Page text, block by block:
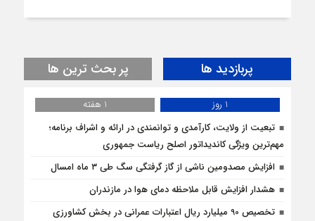
پربازدید ها پر بحث ترین ها
1 روز
1 هفته
تبعیت از ولایت، کارآمدی و توانمندی در ارائه و اشراف برنامه؛
مهم‌ترین ویژگی کاندیداتور اصلح ریاست جمهوری
افزایش مصدومین ناشی از گاز گرفتگی سگ طی ۳ ماه امسال
هشدار افزایش قابل ملاحظه دمای هوا در مازندران
تخصیص 90 میلیارد ریال اعتبارات عمرانی در بخش کشاورزی